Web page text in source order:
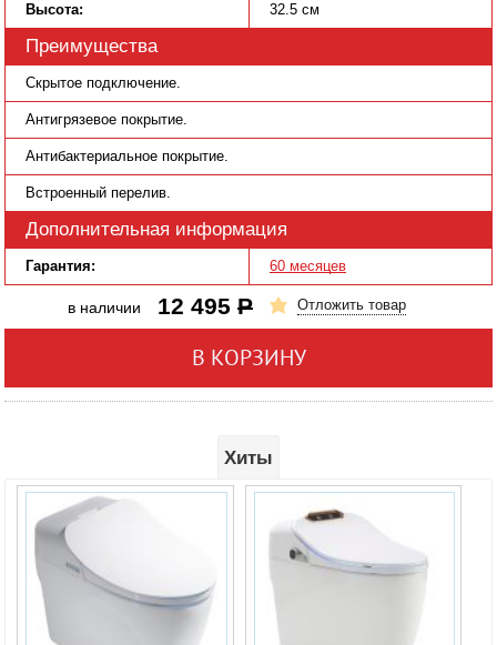
Высота: 32.5 см
Преимущества
Скрытое подключение.
Антигрязевое покрытие.
Антибактериальное покрытие.
Встроенный перелив.
Дополнительная информация
Гарантия: 60 месяцев
в наличии 12 495 Р Отложить товар
В КОРЗИНУ
Хиты